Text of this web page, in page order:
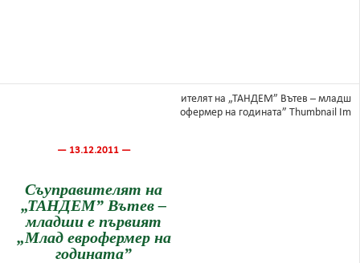
— 13.12.2011 —
Съуправителят на
„ТАНДЕМ” Вътев –
младши е първият
„Млад еврофермер на
годината”